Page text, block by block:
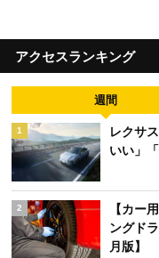
アクセスランキング
週間
1
レクサ
いい」
2
【カー
ングド
月版】